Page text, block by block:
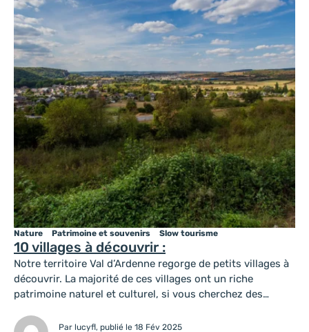
10 villages à découvrir :
Nature Patrimoine et souvenirs Slow tourisme
Notre territoire Val d’Ardenne regorge de petits villages à
découvrir. La majorité de ces villages ont un riche
patrimoine naturel et culturel, si vous cherchez des
la nature, nos villages sont faits pour vous !
Par lucyfl, publié le 18 Fév 2025